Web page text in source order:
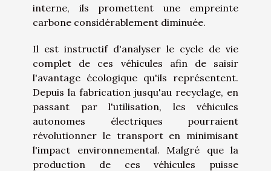
interne, ils promettent une empreinte
carbone considérablement diminuée.
Il est instructif d'analyser le cycle de vie
complet de ces véhicules afin de saisir
l'avantage écologique qu'ils représentent.
Depuis la fabrication jusqu'au recyclage, en
passant par l'utilisation, les véhicules
autonomes électriques pourraient
révolutionner le transport en minimisant
l'impact environnemental. Malgré que la
production de ces véhicules puisse